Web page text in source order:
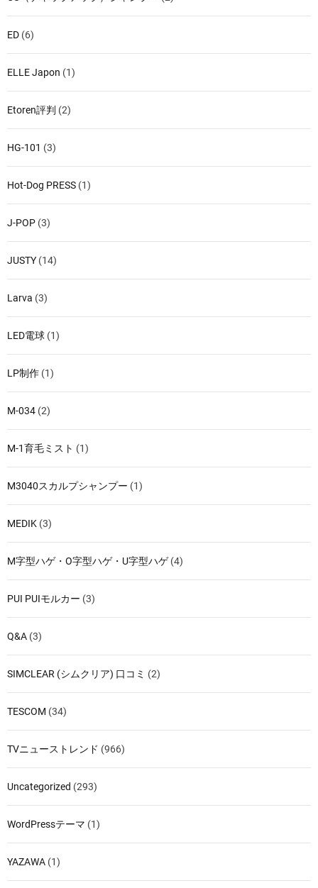
ED (6)
ELLE Japon (1)
Etoren評判 (2)
HG-101 (3)
Hot-Dog PRESS (1)
J-POP (3)
JUSTY (14)
Larva (3)
LED電球 (1)
LP制作 (1)
M-034 (2)
M-1育毛ミスト (1)
M3040スカルプシャンプー (1)
MEDIK (3)
M字型ハゲ・O字型ハゲ・U字型ハゲ(4)
PUI PUIモルカー (3)
Q&A (3)
SIMCLEAR (シムクリア) 口コミ (2)
TESCOM (34)
TVニューストレンド (966)
Uncategorized (293)
WordPressテーマ (1)
YAZAWA (1)